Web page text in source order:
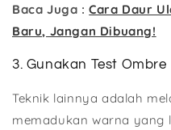
Baca Juga :Cara Daur
Baru, Jangan Dibuang!
3. Gunakan Test Ombre
Teknik lainnya adalah
memadukan warna yang